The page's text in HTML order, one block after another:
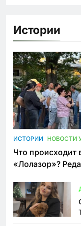
Истории
ИСТОРИИ НОВОСТИ
Что происходит
«Лолазор»?